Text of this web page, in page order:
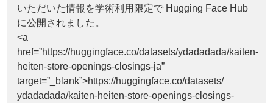
いただいた情報を学術利用限定で Hugging Face Hub
に公開されました。
<a
href=”https://huggingface.co/datasets/ydadadada/kaiten-
heiten-store-openings-closings-ja”
target=”_blank”>https://huggingface.co/datasets/
ydadadada/kaiten-heiten-store-openings-closings-